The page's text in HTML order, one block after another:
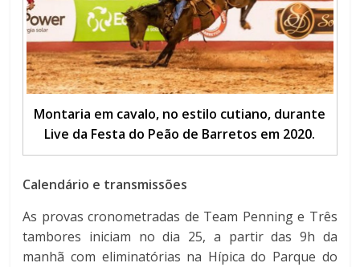
Montaria em cavalo, no estilo cutiano, durante
Live da Festa do Peão de Barretos em 2020.
Calendário e transmissões
As provas cronometradas de Team Penning e Três
tambores iniciam no dia 25, a partir das 9h da
manhã com eliminatórias na Hípica do Parque do